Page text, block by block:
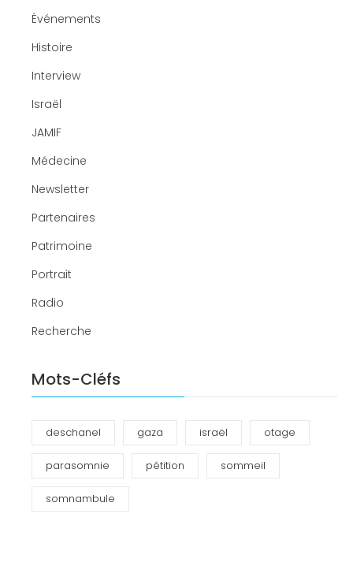
Événements
Histoire
Interview
Israël
JAMIF
Médecine
Newsletter
Partenaires
Patrimoine
Portrait
Radio
Recherche
Mots-Cléfs
deschanel gaza israël otage
parasomnie pétition sommeil
somnambule